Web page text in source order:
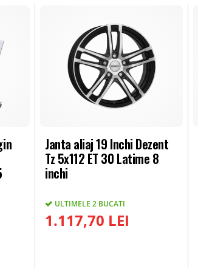
Janta aliaj 19 Inchi Dezent
Tz 5x112 ET 30 Latime 8
inchi
ULTIMELE 2 BUCATI
1.117,70 LEI